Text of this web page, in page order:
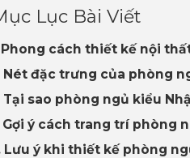
Lục Bài Viết
Phong cách thiết kế nội
Nét đặc trưng của phòng
Tại sao phòng ngủ kiểu
Gợi ý cách trang trí phòng
Lưu ý khi thiết kế phòng